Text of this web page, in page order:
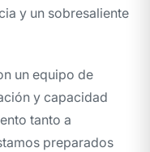
y un sobresaliente
un equipo de
y capacidad
tanto a
preparados